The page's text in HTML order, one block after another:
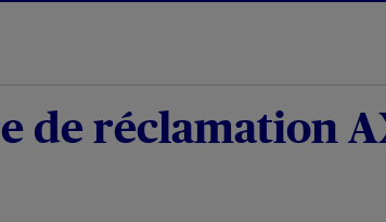
de réclamation